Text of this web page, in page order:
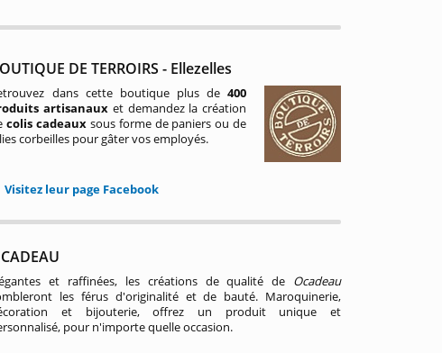
DE TERROIRS - Ellezelles
dans cette boutique plus de 400
artisanaux et demandez la création
colis cadeaux sous forme de paniers ou de
corbeilles pour gâter vos employés.
Visitez leur page Facebook
et raffinées, les créations de qualité de Ocadeau
les férus d'originalité et de bauté. Maroquinerie,
et bijouterie, offrez un produit unique et
pour n'importe quelle occasion.